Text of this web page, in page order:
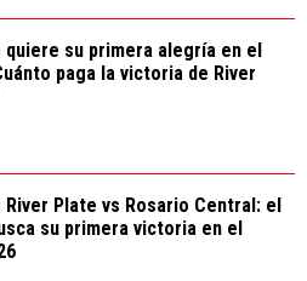
quiere su primera alegría en el
paga la victoria de River
Plate vs Rosario Central: el
su primera victoria en el